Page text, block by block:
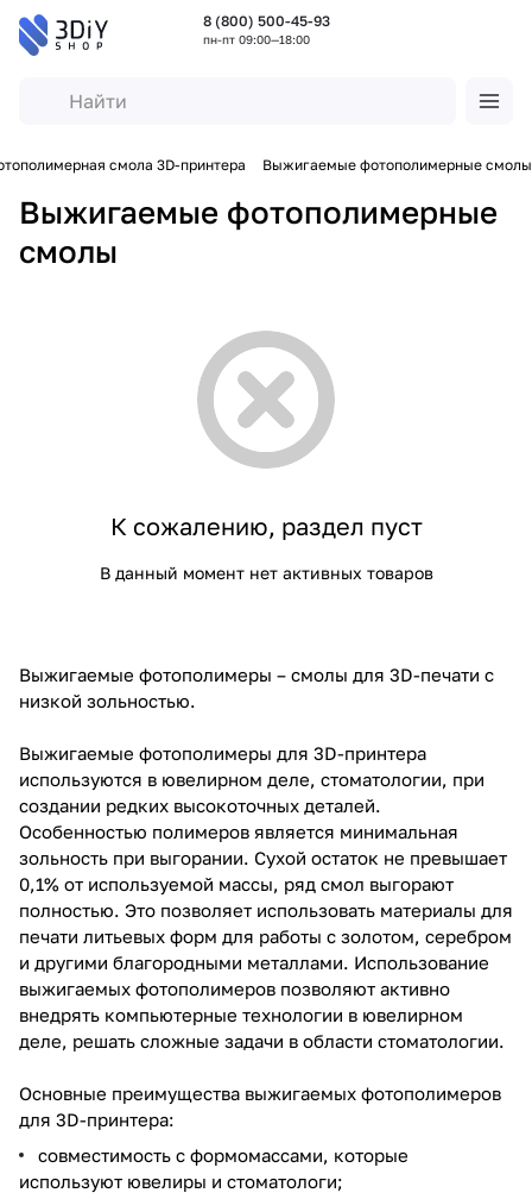
8 (800) 500-45-93
пн-пт 09:00—18:00
смола 3D-принтера Выжигаемые фотополимерные смолы
Выжигаемые фотополимерные
смолы
К сожалению, раздел пуст
В данный момент нет активных товаров
Выжигаемые фотополимеры – смолы для 3D-печати с
низкой зольностью.
Выжигаемые фотополимеры для 3D-принтера
используются в ювелирном деле, стоматологии, при
создании редких высокоточных деталей.
Особенностью полимеров является минимальная
зольность при выгорании. Сухой остаток не превышает
0,1% от используемой массы, ряд смол выгорают
полностью. Это позволяет использовать материалы для
печати литьевых форм для работы с золотом, серебром
и другими благородными металлами. Использование
выжигаемых фотополимеров позволяют активно
внедрять компьютерные технологии в ювелирном
деле, решать сложные задачи в области стоматологии.
Основные преимущества выжигаемых фотополимеров
для 3D-принтера:
совместимость с формомассами, которые
используют ювелиры и стоматологи;